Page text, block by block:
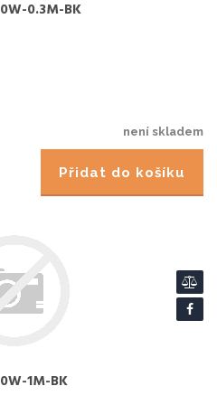
0.3M-BK
není skladem
Přidat do košíku
1M-BK